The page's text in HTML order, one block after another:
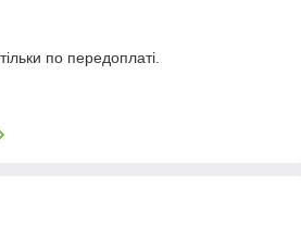
по передоплаті.